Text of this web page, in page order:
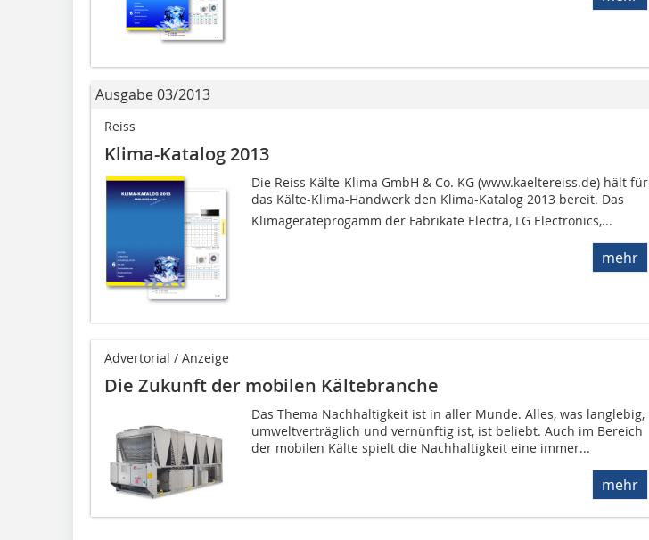
Ausgabe 03/2013
Reiss
Klima-Katalog 2013
Die Reiss Kälte-Klima GmbH & Co. KG (www.kaeltereiss.de) hält für
das Kälte-Klima-Handwerk den Klima-Katalog 2013 bereit. Das
Klimageräteprogamm der Fabrikate Electra, LG Electronics,...
mehr
Advertorial / Anzeige
Die Zukunft der mobilen Kältebranche
Das Thema Nachhaltigkeit ist in aller Munde. Alles, was langlebig,
umweltverträglich und vernünftig ist, ist beliebt. Auch im Bereich
der mobilen Kälte spielt die Nachhaltigkeit eine immer...
mehr